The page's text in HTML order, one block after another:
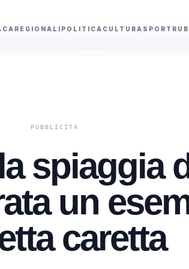
REGIONALI POLITICA CULTURA SPORT
spiaggia
un
caretta